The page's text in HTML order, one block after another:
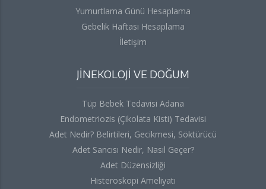
Yumurtlama Günü Hesaplama
Gebelik Haftası Hesaplama
İletişim
JİNEKOLOJİ VE DOĞUM
Tüp Bebek Tedavisi Adana
Endometriozis (Çikolata Kisti) Tedavisi
Adet Nedir? Belirtileri, Gecikmesi, Söktürücü
Adet Sancısı Nedir, Nasıl Geçer?
Adet Düzensizliği
Histeroskopi Ameliyatı